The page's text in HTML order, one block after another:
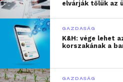
fejlődik, és
ebben a
több nőnek
kapnia.
elvárják tőlük az
GAZDASÁG
K&H: vége lehet
korszakának a
GAZDASÁG